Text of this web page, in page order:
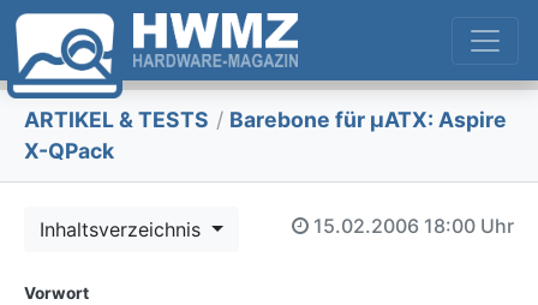
ARTIKEL & TESTS / Barebone für µATX: Aspire
X-QPack
Inhaltsverzeichnis 15.02.2006 18:00 Uhr
Vorwort